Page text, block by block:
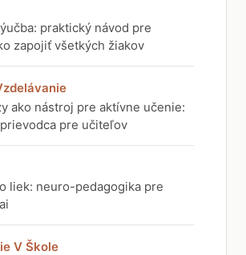
praktický návod pre
zapojiť všetkých žiakov
ako nástroj pre aktívne učenie:
pre učiteľov
liek: neuro-pedagogika pre
V Škole